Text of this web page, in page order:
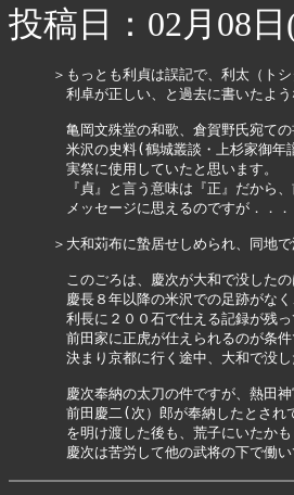
投稿日：02月08
＞もっとも利貞は誤記で、利太（ト
利卓が正しい、と過去に書いたよう
亀岡文殊堂の和歌、倉賀野氏宛て
米沢の史料(鶴城叢談・上杉家御年
実祭に使用していたと思います。
『貞』と言う意味は『正』だから
メッセージに思えるのですが．．．
＞大和苅布に蟄居せしめられ、同地
このごろは、慶次が大和で没したの
慶長８年以降の米沢での足跡がな
利長に２００石で仕える記録が残
前田家に正虎が仕えられるのが条
決まり京都に行く途中、大和で没し
慶次奉納の太刀の件ですが、熱田
前田慶二(次）郎が奉納したとされ
を明け渡した後も、荒子にいたかも
慶次は苦労して他の武将の下で働い